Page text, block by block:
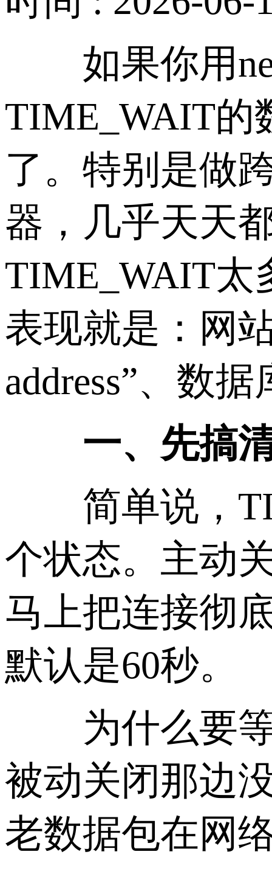
如果你用
TIME_WAIT
了。特别是做
器，几乎天天
TIME_WAIT太
表现就是：网
address”、数
一、先搞清
简单说，
个状态。主动
马上把连接彻
默认是60秒。
为什么要等
被动关闭那边
老数据包在网